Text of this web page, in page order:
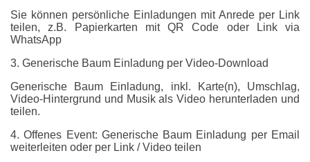
Sie können persönliche Einladungen mit Anrede per Link
teilen, z.B. Papierkarten mit QR Code oder Link via
WhatsApp
3. Generische Baum Einladung per Video-Download
Generische Baum Einladung, inkl. Karte(n), Umschlag,
Video-Hintergrund und Musik als Video herunterladen und
teilen.
4. Offenes Event: Generische Baum Einladung per Email
weiterleiten oder per Link / Video teilen